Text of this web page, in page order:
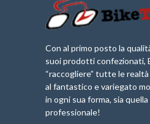
Con al primo posto la
suoi prodotti confezionati,
“raccogliere” tutte le
al fantastico e variegato
in ogni sua forma, sia
professionale!